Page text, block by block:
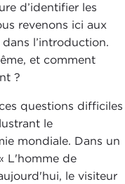
d’identifier les
revenons ici aux
l’introduction.
et comment
?
questions difficiles
le
mondiale. Dans un
L'homme de
le visiteur